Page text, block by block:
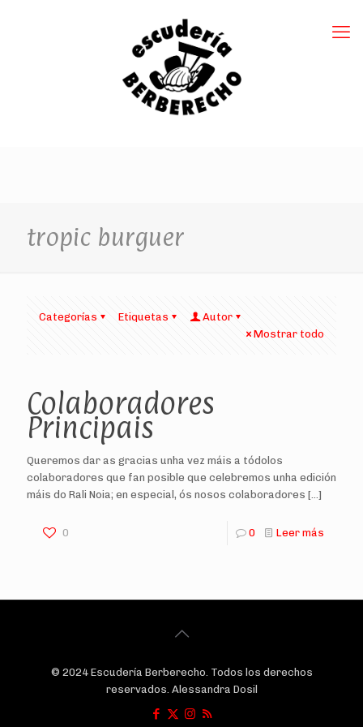
tropic burguer
Categorías Etiquetas
Autor
Mostrar todo
Colaboradores
Principais
Queremos dar as gracias unha vez máis a tódolos
colaboradores que fan posible que celebremos unha edición
máis do Rali Noia; en especial, ós nosos colaboradores […]
0 0 Leer más
© 2024 Escudería Berberecho. Todos los derechos
reservados. Alessandra Dosil